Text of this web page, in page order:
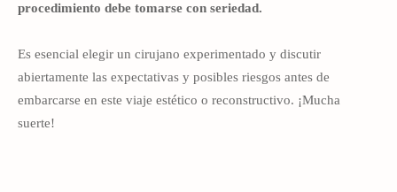
procedimiento debe tomarse con seriedad.
Es esencial elegir un cirujano experimentado y discutir
abiertamente las expectativas y posibles riesgos antes de
embarcarse en este viaje estético o reconstructivo. ¡Mucha
suerte!